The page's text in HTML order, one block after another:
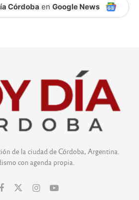
Córdoba en Google News
de la ciudad de Córdoba, Argentina.
con agenda propia.